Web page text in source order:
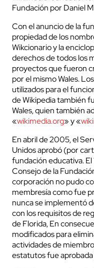
Fundación por Daniel
Con el anuncio de la
propiedad de los
Wikcionario y la
derechos de todos los
proyectos que fueron
por el mismo Wales.
utilizados para el
de Wikipedia también
Wales, quien también
«wikimedia.org» y «
En abril de 2005, el
Unidos aprobó (por
fundación educativa.
Consejo de la
corporación no pudo
membresía como fue
nunca se implementó
con los requisitos de
de Florida, En
modificados para
actividades de
estatutos fue